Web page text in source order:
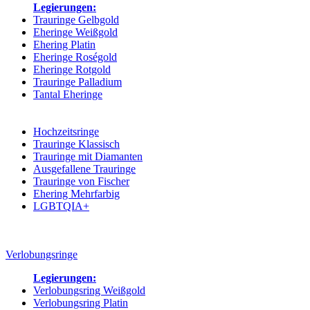
Legierungen:
Trauringe Gelbgold
Eheringe Weißgold
Ehering Platin
Eheringe Roségold
Eheringe Rotgold
Trauringe Palladium
Tantal Eheringe
Hochzeitsringe
Trauringe Klassisch
Trauringe mit Diamanten
Ausgefallene Trauringe
Trauringe von Fischer
Ehering Mehrfarbig
LGBTQIA+
Verlobungsringe
Legierungen:
Verlobungsring Weißgold
Verlobungsring Platin